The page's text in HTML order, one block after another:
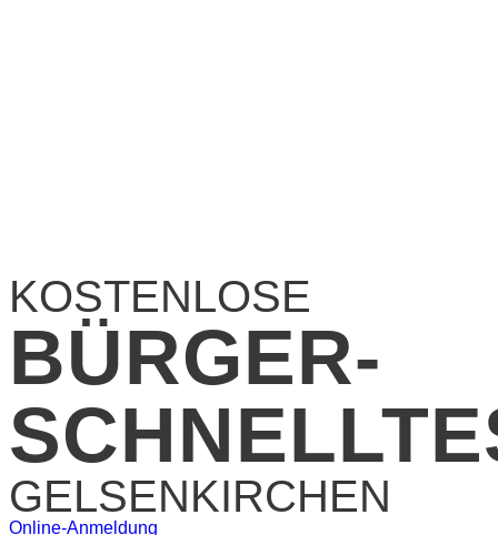
KOSTENLOSE​
BÜRGER-
GELSENKIRCHEN
Online-Anmeldung